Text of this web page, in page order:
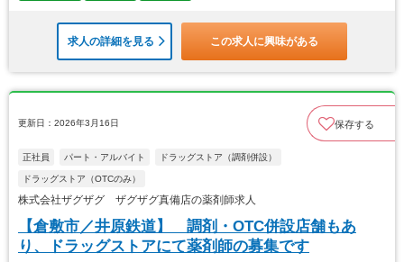
求人の詳細を見る この求人に興味がある
更新日：2026年3月16日 保存する
正社員 パート・アルバイト ドラッグストア（調剤併設）
ドラッグストア（OTCのみ）
株式会社ザグザグ ザグザグ真備店の薬剤師求人
【倉敷市／井原鉄道】 調剤・OTC併設店舗もあ
り、ドラッグストアにて薬剤師の募集です